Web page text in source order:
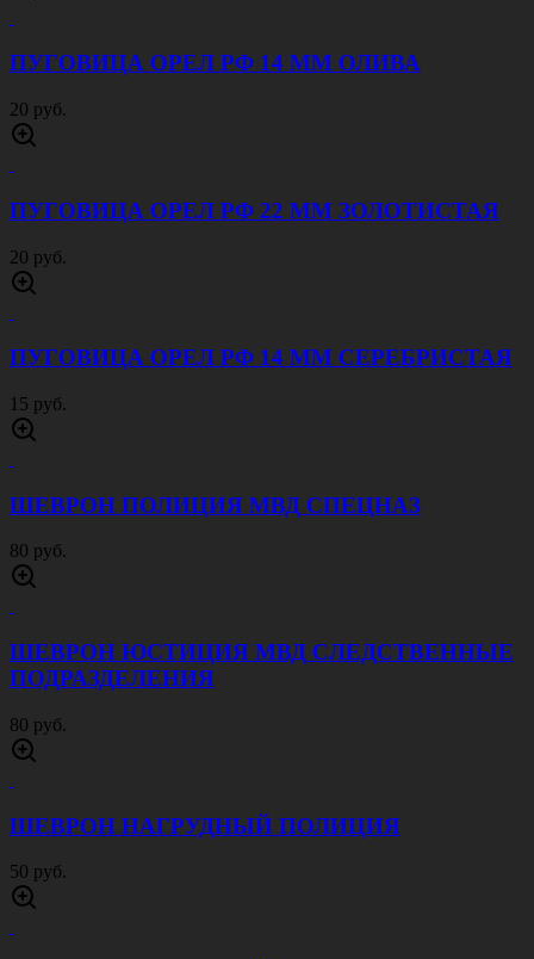
ПУГОВИЦА ОРЕЛ РФ 14 ММ ОЛИВА
20 руб.
ПУГОВИЦА ОРЕЛ РФ 22 ММ ЗОЛОТИСТАЯ
20 руб.
ПУГОВИЦА ОРЕЛ РФ 14 ММ СЕРЕБРИСТАЯ
15 руб.
ШЕВРОН ПОЛИЦИЯ МВД СПЕЦНАЗ
80 руб.
ШЕВРОН ЮСТИЦИЯ МВД СЛЕДСТВЕННЫЕ
ПОДРАЗДЕЛЕНИЯ
80 руб.
ШЕВРОН НАГРУДНЫЙ ПОЛИЦИЯ
50 руб.